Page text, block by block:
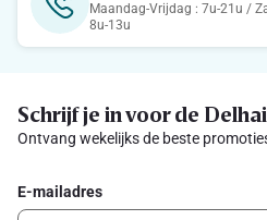
Maandag-Vrijdag : 7u-21u /
8u-13u
Schrijf je in voor de
Ontvang wekelijks de beste
E-mailadres